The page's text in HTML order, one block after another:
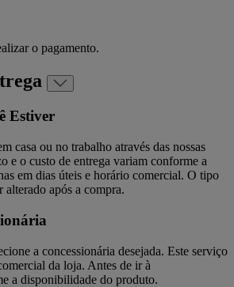
o pagamento.
Estiver
casa ou no trabalho através das nossas
e o custo de entrega variam conforme a
em dias úteis e horário comercial. O tipo
alterado após a compra.
a concessionária desejada. Este serviço
da loja. Antes de ir à
a disponibilidade do produto.